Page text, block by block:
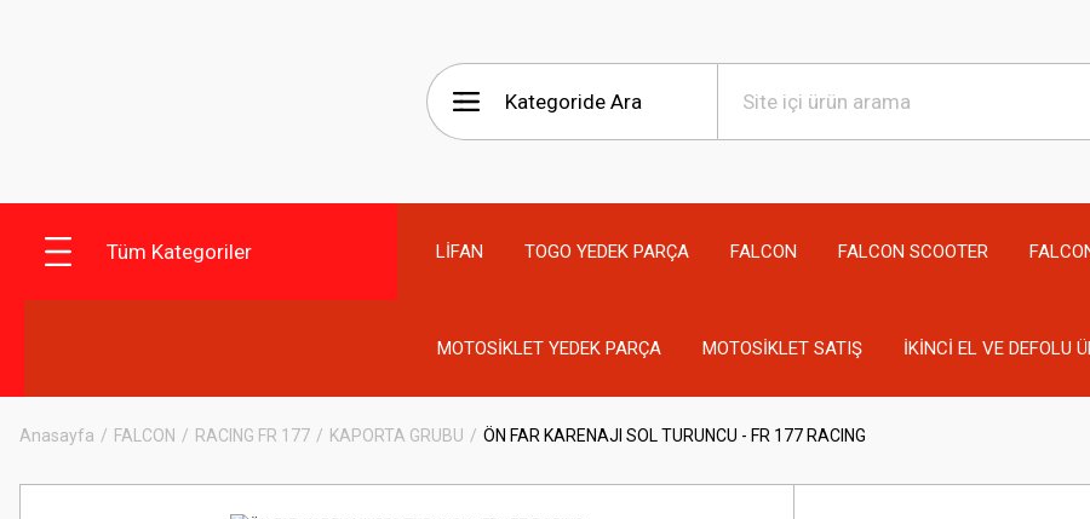
Tüm Kategoriler LİFAN TOGO YEDEK PARÇA FALCON FALCON SCOOTER
MOTOSİKLET YEDEK PARÇA MOTOSİKLET SATIŞ İKİNCİ EL VE DEFOLU
Anasayfa FALCON RACING FR 177 KAPORTA GRUBU ÖN FAR KARENAJI SOL TURUNCU - FR 177 RACING